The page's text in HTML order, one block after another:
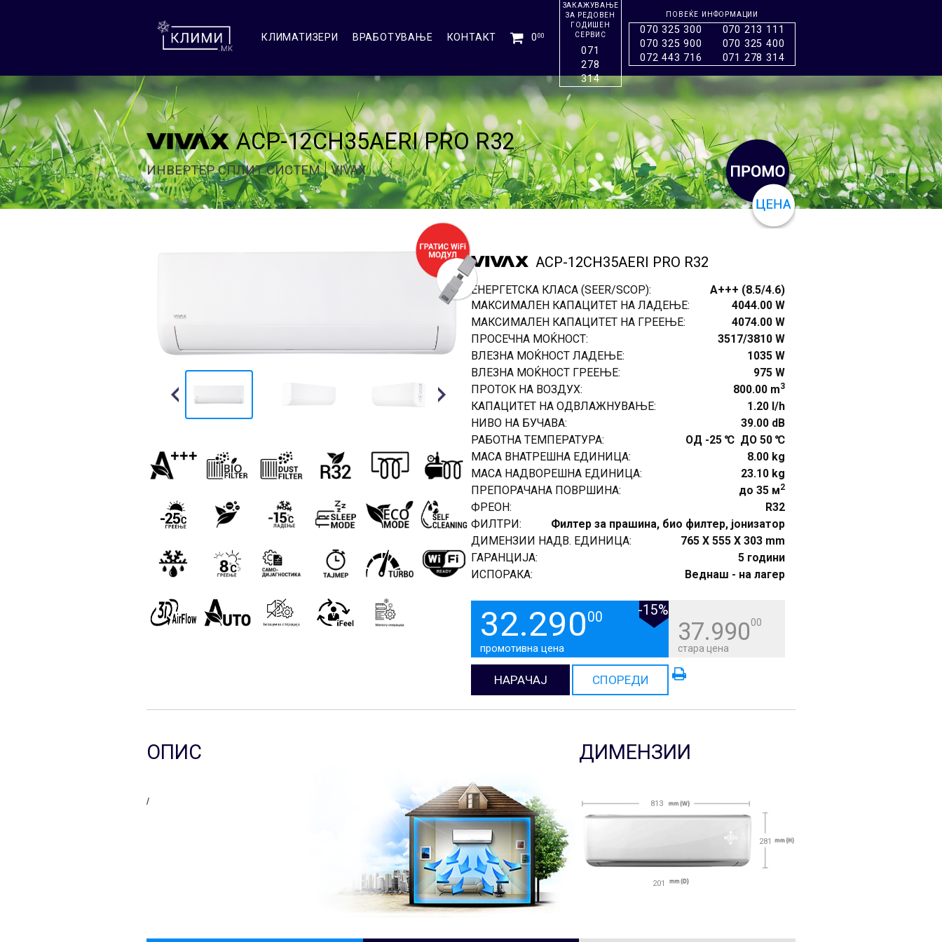
КЛИМАТИЗЕРИ ВРАБОТУВАЊЕ КОНТАКТ 000
ЗАКАЖУВАЊЕ
ЗА РЕДОВЕН
ГОДИШЕН
СЕРВИС
071
278
314
ПОВЕЌЕ ИНФОРМАЦИИ
070 325 300
070 213 111
070 325 900
070 325 400
072 443 716
071 278 314
ACP-12CH35AERI PRO R32
ИНВЕРТЕР СПЛИТ СИСТЕМ VIVAX
Previous Next
ACP-12CH35AERI PRO R32
ЕНЕРГЕТСКА КЛАСА (SEER/SCOP):
A+++ (8.5/4.6)
МАКСИМАЛЕН КАПАЦИТЕТ НА ЛАДЕЊЕ:
4044.00 W
МАКСИМАЛЕН КАПАЦИТЕТ НА ГРЕЕЊЕ:
4074.00 W
ПРОСЕЧНА МОЌНОСТ:
3517/3810 W
ВЛЕЗНА МОЌНОСТ ЛАДЕЊЕ:
1035 W
ВЛЕЗНА МОЌНОСТ ГРЕЕЊЕ:
975 W
ПРОТОК НА ВОЗДУХ:
800.00 m3
КАПАЦИТЕТ НА ОДВЛАЖНУВАЊЕ:
1.20 l/h
НИВО НА БУЧАВА:
39.00 dB
РАБОТНА ТЕМПЕРАТУРА:
ОД -25 ℃ ДО 50 ℃
МАСА ВНАТРЕШНА ЕДИНИЦА:
8.00 kg
МАСА НАДВОРЕШНА ЕДИНИЦА:
23.10 kg
ПРЕПОРАЧАНА ПОВРШИНА:
до 35 м2
ФРЕОН:
R32
ФИЛТРИ:
Филтер за прашина, био филтер, јонизатор
ДИМЕНЗИИ НАДВ. ЕДИНИЦА:
765 X 555 X 303 mm
ГАРАНЦИЈА:
5 години
ИСПОРАКА:
Веднаш - на лагер
32.29000 -15%
промотивна цена
37.99000
стара цена
НАРАЧАЈ СПОРЕДИ
ОПИС
/
ДИМЕНЗИИ
813
281
201